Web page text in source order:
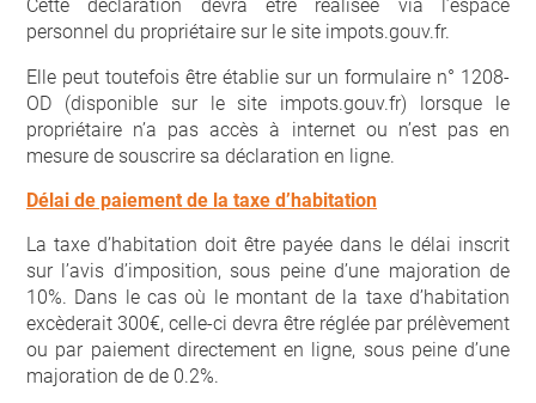
Cette déclaration devra être réalisée via l’espace
personnel du propriétaire sur le site impots.gouv.fr.
Elle peut toutefois être établie sur un formulaire n° 1208-
OD (disponible sur le site impots.gouv.fr) lorsque le
propriétaire n’a pas accès à internet ou n’est pas en
mesure de souscrire sa déclaration en ligne.
Délai de paiement de la taxe d’habitation
La taxe d’habitation doit être payée dans le délai inscrit
sur l’avis d’imposition, sous peine d’une majoration de
10%. Dans le cas où le montant de la taxe d’habitation
excèderait 300€, celle-ci devra être réglée par prélèvement
ou par paiement directement en ligne, sous peine d’une
majoration de de 0.2%.